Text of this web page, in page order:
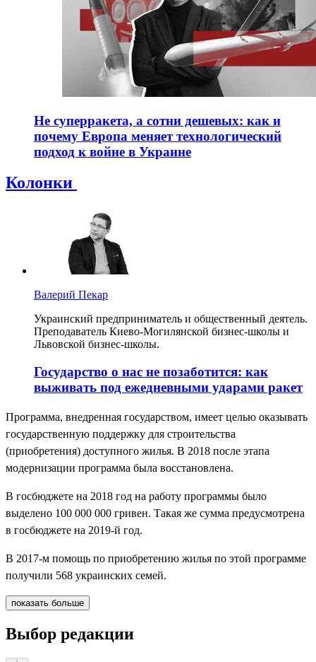
Не суперракета, а сотни дешевых: как и
почему Европа меняет технологический
подход к войне в Украине
Колонки
Валерий Пекар
Украинский предприниматель и общественный деятель.
Преподаватель Киево-Могилянской бизнес-школы и
Львовской бизнес-школы.
Государство о нас не позаботится: как
выживать под ежедневными ударами ракет
Программа, внедренная государством, имеет целью оказывать
государственную поддержку для строительства
(приобретения) доступного жилья. В 2018 после этапа
модернизации программа была восстановлена.
В госбюджете на 2018 год на работу программы было
выделено 100 000 000 гривен. Такая же сумма предусмотрена
в госбюджете на 2019-й год.
В 2017-м помощь по приобретению жилья по этой программе
получили 568 украинских семей.
показать больше
Выбор редакции